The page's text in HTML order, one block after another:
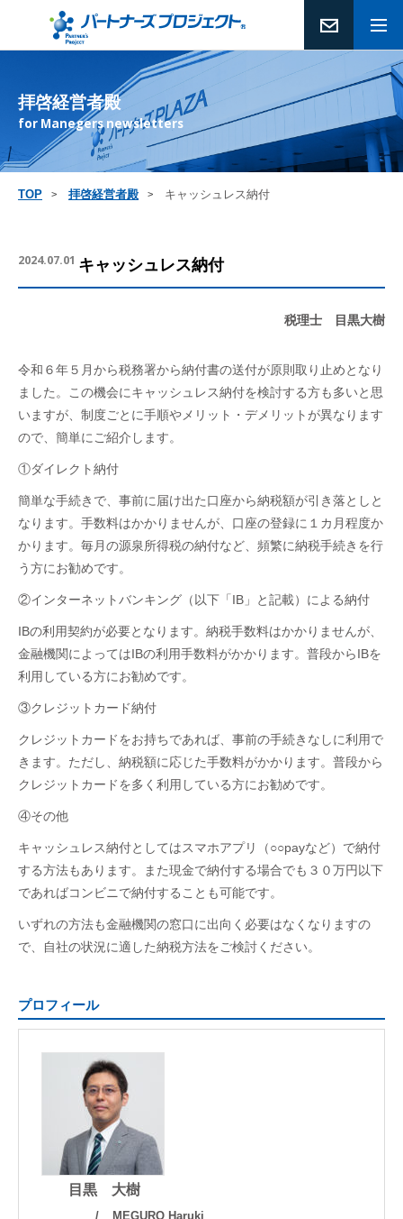
拝啓経営者殿
for Manegers newsletters
TOP 拝啓経営者殿 キャッシュレス納付
2024.07.01 キャッシュレス納付
税理士 目黒大樹
令和６年５月から税務署から納付書の送付が原則取り止めとなり
ました。この機会にキャッシュレス納付を検討する方も多いと思
いますが、制度ごとに手順やメリット・デメリットが異なります
ので、簡単にご紹介します。
①ダイレクト納付
簡単な手続きで、事前に届け出た口座から納税額が引き落としと
なります。手数料はかかりませんが、口座の登録に１カ月程度か
かります。毎月の源泉所得税の納付など、頻繁に納税手続きを行
う方にお勧めです。
②インターネットバンキング（以下「 IB 」と記載）による納付
IBの利用契約が必要となります。納税手数料はかかりませんが、
金融機関によってはIBの利用手数料がかかります。普段からIBを
利用している方にお勧めです。
③クレジットカード納付
クレジットカードをお持ちであれば、事前の手続きなしに利用で
きます。ただし、納税額に応じた手数料がかかります。普段から
クレジットカードを多く利用している方にお勧めです。
④その他
キャッシュレス納付としてはスマホアプリ（○○payなど）で納付
する方法もあります。また現金で納付する場合でも３０万円以下
であればコンビニで納付することも可能です。
いずれの方法も金融機関の窓口に出向く必要はなくなりますの
で、自社の状況に適した納税方法をご検討ください。
プロフィール
目黒 大樹
MEGURO Haruki